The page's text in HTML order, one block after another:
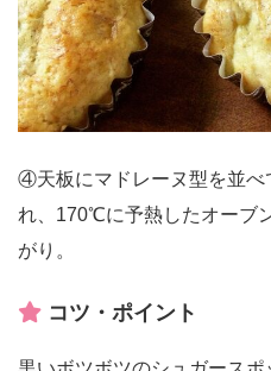
④天板にマドレーヌ型を並べ
れ、170℃に予熱したオーブ
がり。
コツ・ポイント